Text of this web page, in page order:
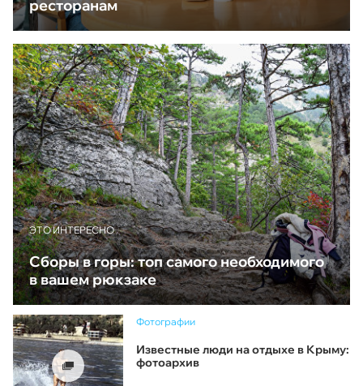
ресторанам
ЭТО ИНТЕРЕСНО
Сборы в горы: топ самого необходимого
в вашем рюкзаке
Фотографии
Известные люди на отдыхе в Крыму:
фотоархив